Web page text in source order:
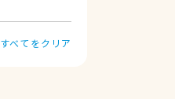
すべてをクリア